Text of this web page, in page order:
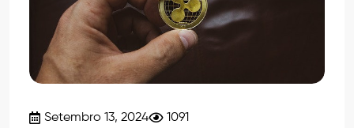
Setembro 13, 2024 1091